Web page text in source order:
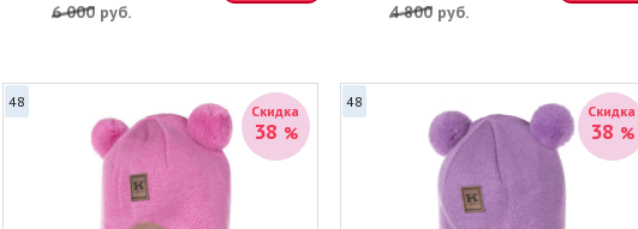
6 000 руб.
4 800 руб.
Скидка
38 %
48
Скидка
38 %
48